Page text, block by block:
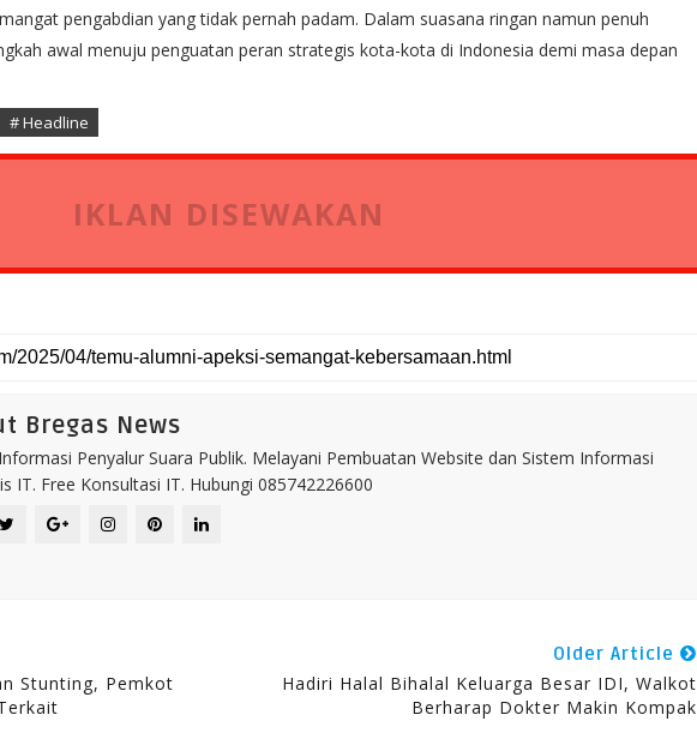
pengabdian yang tidak pernah padam. Dalam suasana ringan namun penuh
awal menuju penguatan peran strategis kota-kota di Indonesia demi masa depan
# Headline
IKLAN DISEWAKAN
Bregas News
Penyalur Suara Publik. Melayani Pembuatan Website dan Sistem Informasi
IT. Free Konsultasi IT. Hubungi 085742226600
Stunting, Pemkot
Older Article
Hadiri Halal Bihalal Keluarga Besar IDI, Walkot
Berharap Dokter Makin Kompak